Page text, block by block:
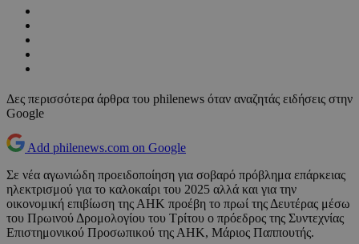
Δες περισσότερα άρθρα του philenews όταν αναζητάς ειδήσεις στην
Google
Add philenews.com on Google
Σε νέα αγωνιώδη προειδοποίηση για σοβαρό πρόβλημα επάρκειας
ηλεκτρισμού για το καλοκαίρι του 2025 αλλά και για την
οικονομική επιβίωση της ΑΗΚ προέβη το πρωί της Δευτέρας μέσω
του Πρωινού Δρομολογίου του Τρίτου ο πρόεδρος της Συντεχνίας
Επιστημονικού Προσωπικού της ΑΗΚ, Μάριος Παππουτής.